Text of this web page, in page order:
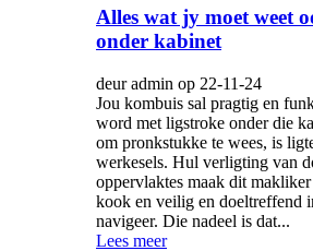
Alles wat jy moet weet
onder kabinet
deur admin op 22-11-24
Jou kombuis sal pragtig en
word met ligstroke onder die
om pronkstukke te wees, is
werkesels. Hul verligting van
oppervlaktes maak dit
kook en veilig en doeltreffend
navigeer. Die nadeel is dat...
Lees meer